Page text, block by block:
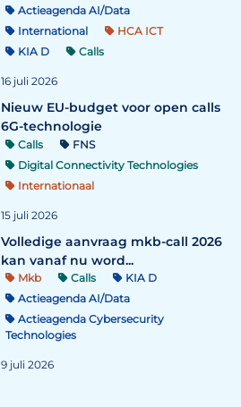
Actieagenda AI/Data
International
HCA ICT
KIA D
Calls
16 juli 2026
Nieuw EU-budget voor open calls
6G-technologie
Calls
FNS
Digital Connectivity Technologies
Internationaal
15 juli 2026
Volledige aanvraag mkb-call 2026
kan vanaf nu word...
Mkb Calls
KIA D
Actieagenda AI/Data
Actieagenda Cybersecurity
Technologies
9 juli 2026